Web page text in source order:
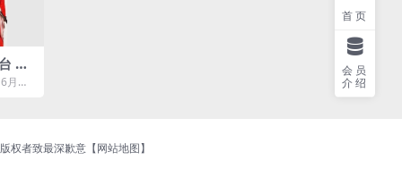
自
期
月接
权者致最深歉意【网站地图】
首页
会员
介绍